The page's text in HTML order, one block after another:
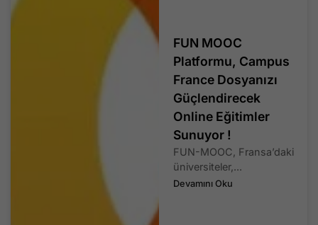
FUN MOOC
Platformu, Campus
France Dosyanızı
Güçlendirecek
Online Eğitimler
Sunuyor !
FUN-MOOC, Fransa’daki
üniversiteler,...
Devamını Oku